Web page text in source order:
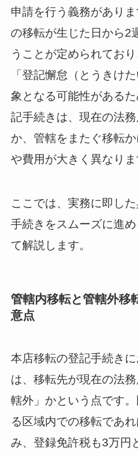
申請を行う義務があり
の移転が生じた日から2
うことが定められてお
「登記懈怠（とうきけ
象となる可能性がある
記手続きは、現在の法
か、管轄をまたぐ移転
や費用が大きく異なりま
ここでは、実務に即し
手続きをスムーズに進
て解説します。
管轄内移転と管轄外移
意点
本店移転の登記手続き
は、移転先が現在の法
轄外」かという点です
る区域内での移転であ
み、登録免許税も3万円